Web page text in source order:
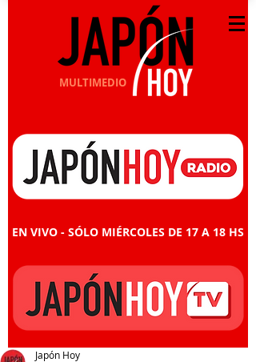
MULTIMEDIO
EN VIVO - SÓLO MIÉRCOLES DE 17 A 18 HS
Japón Hoy